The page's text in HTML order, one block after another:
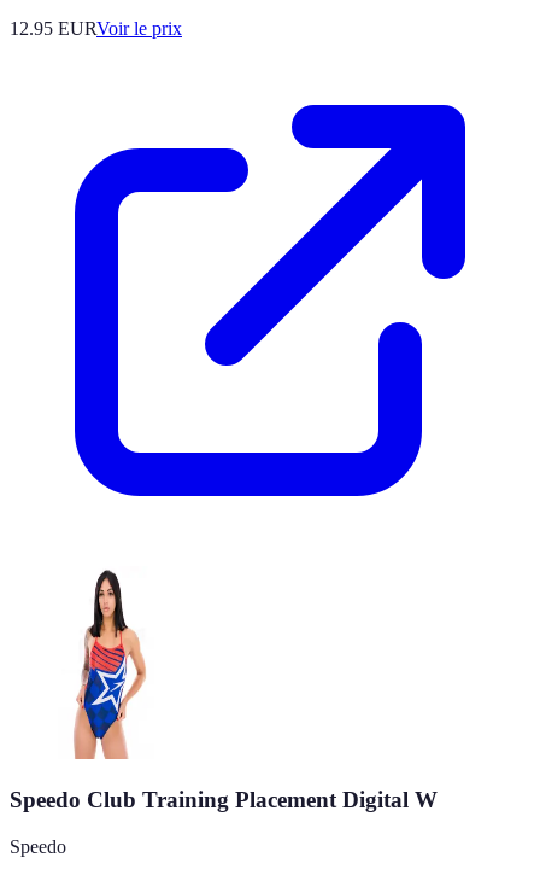
12.95 EURVoir le prix
Speedo Club Training Placement Digital W
Speedo